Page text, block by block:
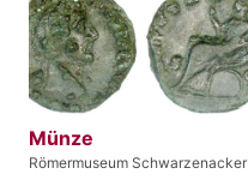
Münze
Römermuseum Schwarzenacker